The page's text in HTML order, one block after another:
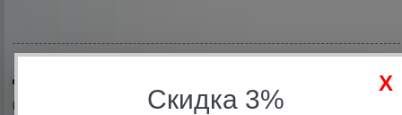
Добавить комментарий
Скидка 3%